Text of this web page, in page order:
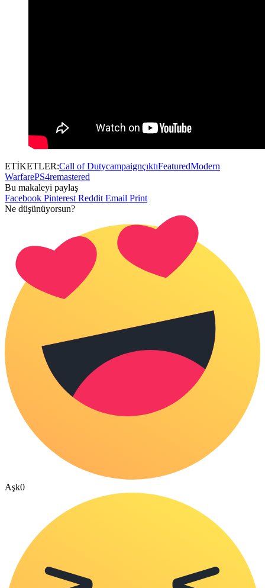
ETİKETLER:Call of DutycampaignçıktıFeaturedModern
WarfarePS4remastered
Bu makaleyi paylaş
Facebook Pinterest Reddit Email Print
Ne düşünüyorsun?
Aşk0